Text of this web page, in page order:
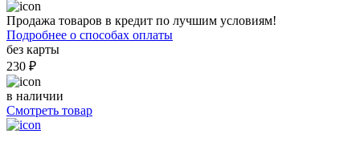
Продажа товаров в кредит по лучшим условиям!
Подробнее о способах оплаты
без карты
230 ₽
в наличии
Смотреть товар